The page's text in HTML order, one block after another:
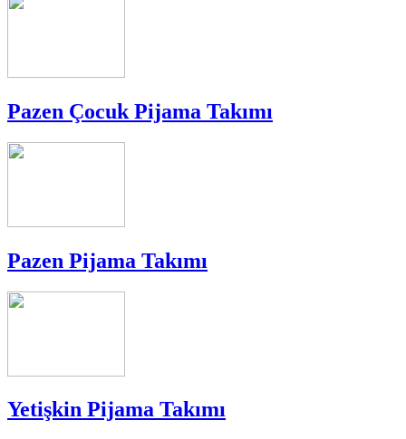
Pazen Çocuk Pijama Takımı
Pazen Pijama Takımı
Yetişkin Pijama Takımı